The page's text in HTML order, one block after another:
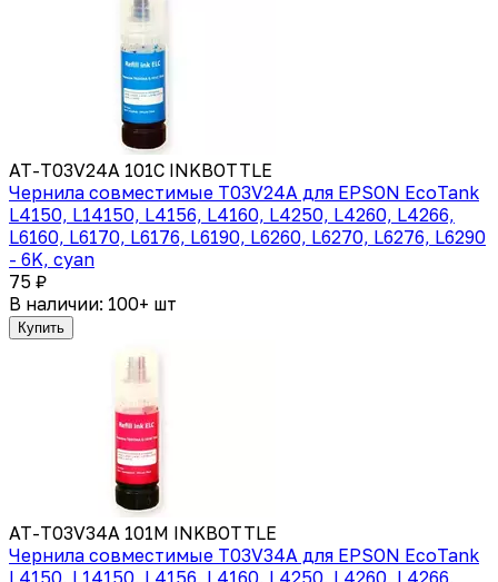
AT-T03V24A 101C INKBOTTLE
Чернила совместимые T03V24A для EPSON EcoTank
L4150, L14150, L4156, L4160, L4250, L4260, L4266,
L6160, L6170, L6176, L6190, L6260, L6270, L6276, L6290
- 6K, cyan
75 ₽
В наличии: 100+ шт
Купить
AT-T03V34A 101M INKBOTTLE
Чернила совместимые T03V34A для EPSON EcoTank
L4150, L14150, L4156, L4160, L4250, L4260, L4266,